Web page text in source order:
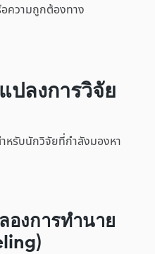
ความถูกต้องทาง
ปลงการวิจัย
หรับนักวิจัยที่กำลังมองหา
องการทำนาย